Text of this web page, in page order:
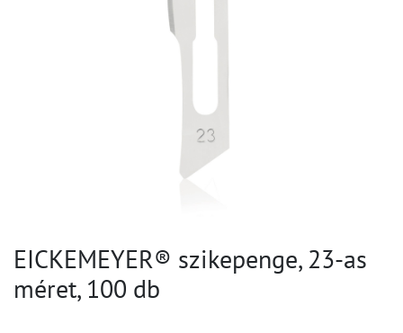
EICKEMEYER® szikepenge, 23-as
méret, 100 db